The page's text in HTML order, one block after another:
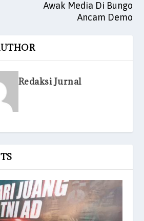
Awak Media Di Bungo
Ancam Demo
Redaksi Jurnal